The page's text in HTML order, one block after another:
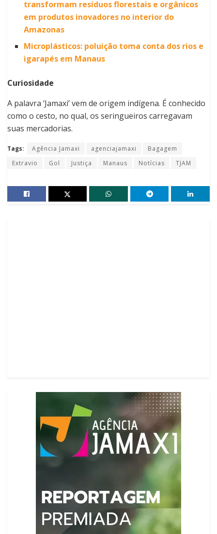
transformam resíduos florestais e orgânicos
em produtos inovadores no interior do
Amazonas
Microplásticos: poluição toma conta dos rios e
igarapés em Manaus
Curiosidade
A palavra ‘Jamaxi’ vem de origem indígena. É conhecido
como o cesto, no qual, os seringueiros carregavam
suas mercadorias.
Tags: Agência Jamaxi agenciajamaxi
Bagagem
Extravio
Gol Justiça Manaus Notícias TJAM